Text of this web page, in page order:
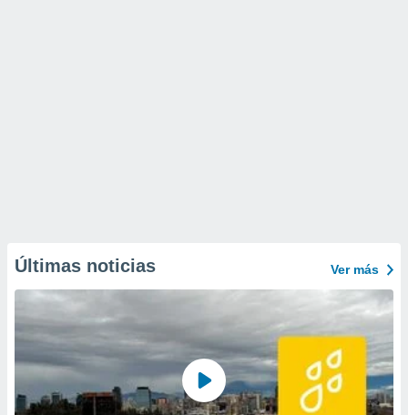
Últimas noticias Ver más